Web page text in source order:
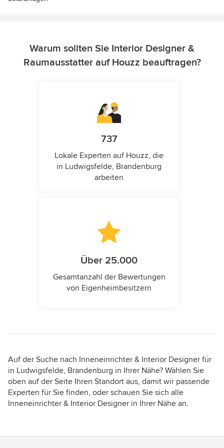
Warum sollten Sie Interior Designer &
Raumausstatter auf Houzz beauftragen?
737
Lokale Experten auf Houzz, die
in Ludwigsfelde, Brandenburg
arbeiten
Über 25.000
Gesamtanzahl der Bewertungen
von Eigenheimbesitzern
Auf der Suche nach Inneneinrichter & Interior Designer für
in Ludwigsfelde, Brandenburg in Ihrer Nähe? Wählen Sie
oben auf der Seite Ihren Standort aus, damit wir passende
Experten für Sie finden, oder schauen Sie sich alle
Inneneinrichter & Interior Designer in Ihrer Nähe an.